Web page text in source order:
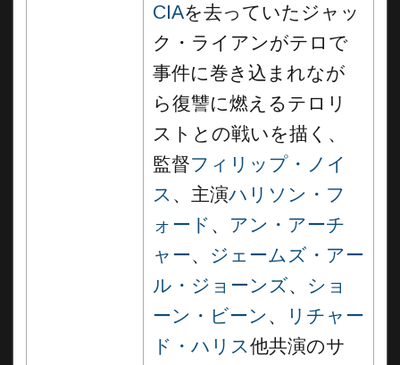
CIAを去っていたジャッ
ク・ライアンがテロで
事件に巻き込まれなが
ら復讐に燃えるテロリ
ストとの戦いを描く、
監督フィリップ・ノイ
ス 、主演ハリソン・フ
ォード 、 アン・アーチ
ャー、 ジェームズ・アー
ル・ジョーンズ、 ショ
ーン・ビーン 、
リチャー
ド・ハリス他共演のサ